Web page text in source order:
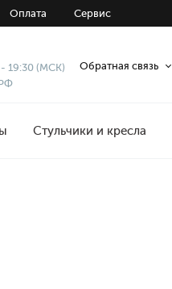
Оплата Сервис
19:30 (МСК)
Обратная связь
Стульчики и кресла